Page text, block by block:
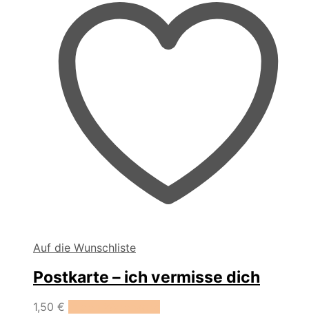
Auf die Wunschliste
Postkarte – ich vermisse dich
1,50 €